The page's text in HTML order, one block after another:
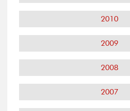
2010
2009
2008
2007